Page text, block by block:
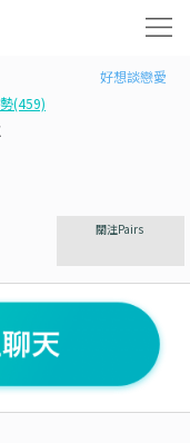
好想談戀愛
(459)
關注Pairs